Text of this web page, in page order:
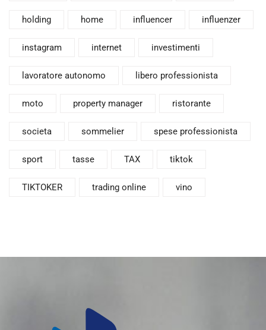
holding home influencer influenzer
instagram internet investimenti
lavoratore autonomo libero professionista
moto property manager ristorante
societa sommelier spese professionista
sport tasse TAX tiktok
TIKTOKER trading online vino